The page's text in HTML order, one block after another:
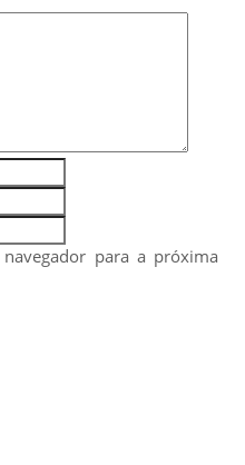
para a próxima